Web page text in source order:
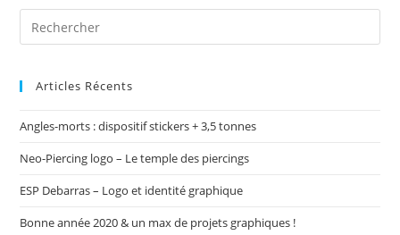
Articles Récents
Angles-morts : dispositif stickers + 3,5 tonnes
Neo-Piercing logo – Le temple des piercings
ESP Debarras – Logo et identité graphique
Bonne année 2020 & un max de projets graphiques !